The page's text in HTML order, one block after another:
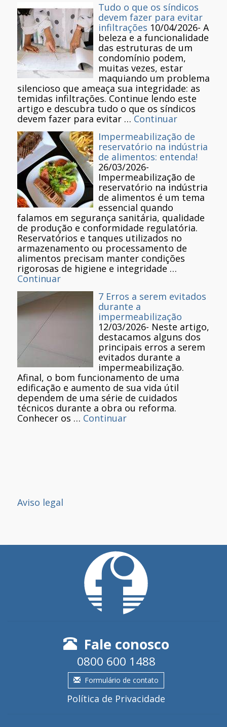
Tudo o que os síndicos
devem fazer para evitar
infiltrações 10/04/2026- A
beleza e a funcionalidade
das estruturas de um
condomínio podem,
muitas vezes, estar
maquiando um problema
silencioso que ameaça sua integridade: as
temidas infiltrações. Continue lendo este
artigo e descubra tudo o que os síndicos
devem fazer para evitar … Continuar
Impermeabilização de
reservatório na indústria
de alimentos: entenda!
26/03/2026-
Impermeabilização de
reservatório na indústria
de alimentos é um tema
essencial quando
falamos em segurança sanitária, qualidade
de produção e conformidade regulatória.
Reservatórios e tanques utilizados no
armazenamento ou processamento de
alimentos precisam manter condições
rigorosas de higiene e integridade …
Continuar
7 Erros a serem evitados
durante a
impermeabilização
12/03/2026- Neste artigo,
destacamos alguns dos
principais erros a serem
evitados durante a
impermeabilização.
Afinal, o bom funcionamento de uma
edificação e aumento de sua vida útil
dependem de uma série de cuidados
técnicos durante a obra ou reforma.
Conhecer os … Continuar
Aviso legal
Fale conosco
0800 600 1488
Formulário de contato
Política de Privacidade